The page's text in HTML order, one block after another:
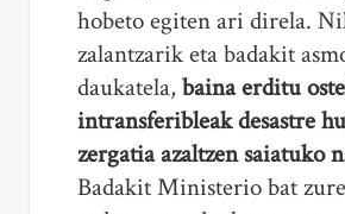
hobeto egiten ari direla.
zalantzarik eta badakit
daukatela, baina erditu
intransferibleak desastre
zergatia azaltzen saiatuko
Badakit Ministerio bat zure